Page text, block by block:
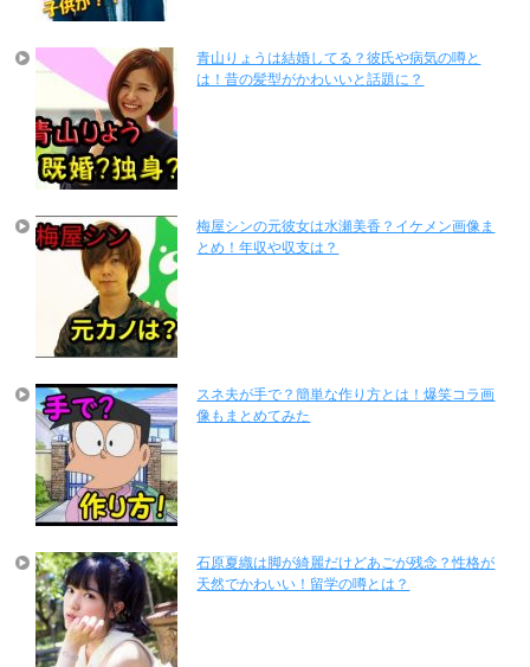
青山りょうは結婚してる？彼氏や病気の噂と
は！昔の髪型がかわいいと話題に？
梅屋シンの元彼女は水瀬美香？イケメン画像ま
とめ！年収や収支は？
スネ夫が手で？簡単な作り方とは！爆笑コラ画
像もまとめてみた
石原夏織は脚が綺麗だけどあごが残念？性格が
天然でかわいい！留学の噂とは？